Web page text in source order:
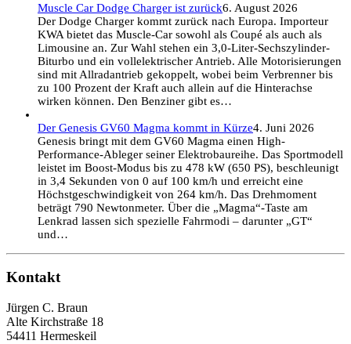
Muscle Car Dodge Charger ist zurück6. August 2026
Der Dodge Charger kommt zurück nach Europa. Importeur
KWA bietet das Muscle-Car sowohl als Coupé als auch als
Limousine an. Zur Wahl stehen ein 3,0-Liter-Sechszylinder-
Biturbo und ein vollelektrischer Antrieb. Alle Motorisierungen
sind mit Allradantrieb gekoppelt, wobei beim Verbrenner bis
zu 100 Prozent der Kraft auch allein auf die Hinterachse
wirken können. Den Benziner gibt es…
Der Genesis GV60 Magma kommt in Kürze4. Juni 2026
Genesis bringt mit dem GV60 Magma einen High-
Performance-Ableger seiner Elektrobaureihe. Das Sportmodell
leistet im Boost-Modus bis zu 478 kW (650 PS), beschleunigt
in 3,4 Sekunden von 0 auf 100 km/h und erreicht eine
Höchstgeschwindigkeit von 264 km/h. Das Drehmoment
beträgt 790 Newtonmeter. Über die „Magma“-Taste am
Lenkrad lassen sich spezielle Fahrmodi – darunter „GT“
und…
Kontakt
Jürgen C. Braun
Alte Kirchstraße 18
54411 Hermeskeil